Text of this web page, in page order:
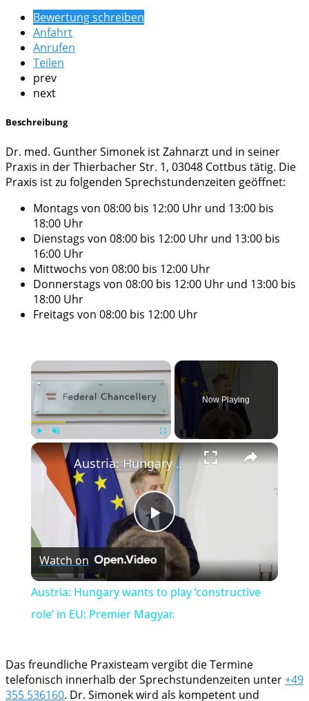
Bewertung schreiben
Anfahrt
Anrufen
Teilen
prev
next
Beschreibung
Dr. med. Gunther Simonek ist Zahnarzt und in seiner
Praxis in der Thierbacher Str. 1, 03048 Cottbus tätig. Die
Praxis ist zu folgenden Sprechstundenzeiten geöffnet:
Montags von 08:00 bis 12:00 Uhr und 13:00 bis
18:00 Uhr
Dienstags von 08:00 bis 12:00 Uhr und 13:00 bis
16:00 Uhr
Mittwochs von 08:00 bis 12:00 Uhr
Donnerstags von 08:00 bis 12:00 Uhr und 13:00 bis
18:00 Uhr
Freitags von 08:00 bis 12:00 Uhr
×
Unmute Fullscreen
Now Playing
×
Play
Video
Austria: Hungary wants to play ‘constructive role’ in EU: Premier Magyar.
Watch on
Austria: Hungary wants to play ‘constructive
role’ in EU: Premier Magyar.
Das freundliche Praxisteam vergibt die Termine
telefonisch innerhalb der Sprechstundenzeiten unter+49
355 536160. Dr. Simonek wird als kompetent und